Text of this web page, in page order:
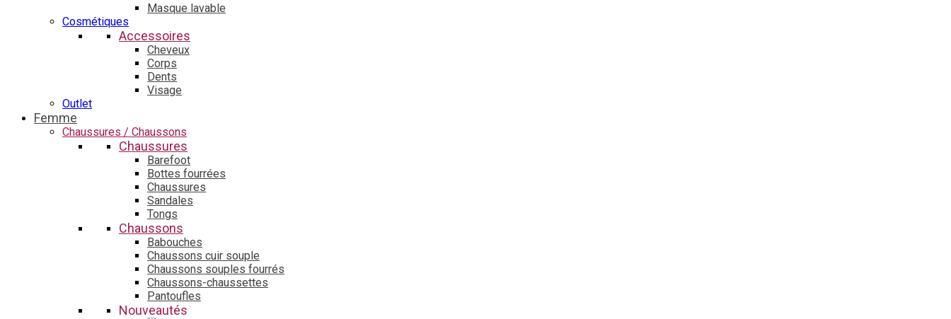
Masque lavable
Cosmétiques
Accessoires
Cheveux
Corps
Dents
Visage
Outlet
Femme
Chaussures / Chaussons
Chaussures
Barefoot
Bottes fourrées
Chaussures
Sandales
Tongs
Chaussons
Babouches
Chaussons cuir souple
Chaussons souples fourrés
Chaussons-chaussettes
Pantoufles
Nouveautés